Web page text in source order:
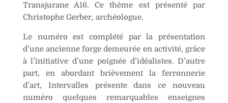
Transjurane A16. Ce thème est présenté par
Christophe Gerber, archéologue.
Le numéro est complété par la présentation
d’une ancienne forge demeurée en activité, grâce
à l’initiative d’une poignée d’idéalistes. D’autre
part, en abordant brièvement la ferronnerie
d’art, Intervalles présente dans ce nouveau
numéro quelques remarquables enseignes